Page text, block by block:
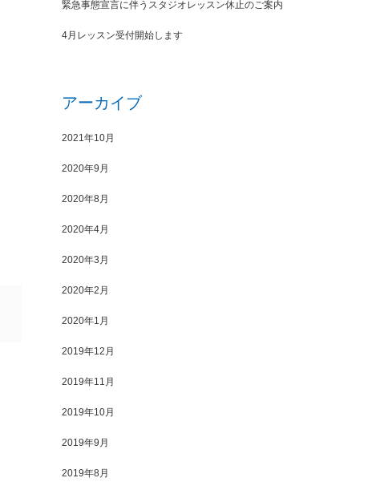
緊急事態宣言に伴うスタジオレッスン休止のご案内
4月レッスン受付開始します
アーカイブ
2021年10月
2020年9月
2020年8月
2020年4月
2020年3月
2020年2月
2020年1月
2019年12月
2019年11月
2019年10月
2019年9月
2019年8月